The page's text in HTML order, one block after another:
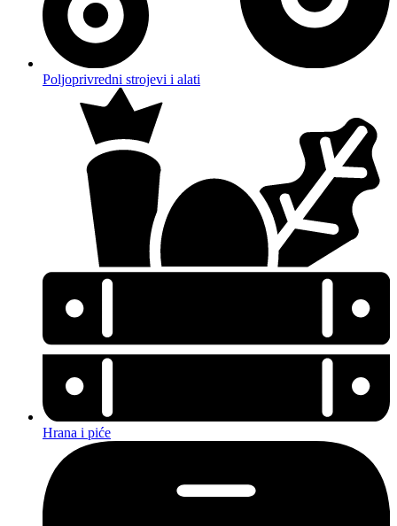
Poljoprivredni strojevi i alati
Hrana i piće